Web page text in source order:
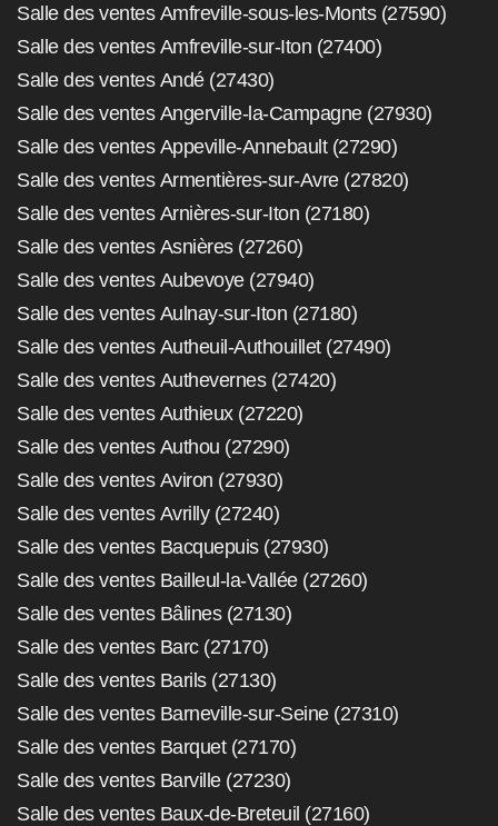
Salle des ventes Amfreville-sous-les-Monts (27590)
Salle des ventes Amfreville-sur-Iton (27400)
Salle des ventes Andé (27430)
Salle des ventes Angerville-la-Campagne (27930)
Salle des ventes Appeville-Annebault (27290)
Salle des ventes Armentières-sur-Avre (27820)
Salle des ventes Arnières-sur-Iton (27180)
Salle des ventes Asnières (27260)
Salle des ventes Aubevoye (27940)
Salle des ventes Aulnay-sur-Iton (27180)
Salle des ventes Autheuil-Authouillet (27490)
Salle des ventes Authevernes (27420)
Salle des ventes Authieux (27220)
Salle des ventes Authou (27290)
Salle des ventes Aviron (27930)
Salle des ventes Avrilly (27240)
Salle des ventes Bacquepuis (27930)
Salle des ventes Bailleul-la-Vallée (27260)
Salle des ventes Bâlines (27130)
Salle des ventes Barc (27170)
Salle des ventes Barils (27130)
Salle des ventes Barneville-sur-Seine (27310)
Salle des ventes Barquet (27170)
Salle des ventes Barville (27230)
Salle des ventes Baux-de-Breteuil (27160)